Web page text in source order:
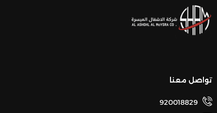
تواصل معنا
920018829